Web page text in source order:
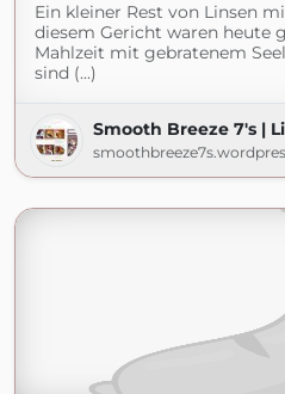
Ein kleiner Rest von Linsen
diesem Gericht waren heute
Mahlzeit mit gebratenem
sind (...)
Smooth Breeze 7's |